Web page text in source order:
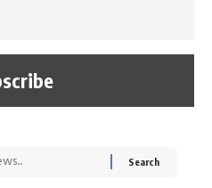
रोज एक कच्चे लहसुन